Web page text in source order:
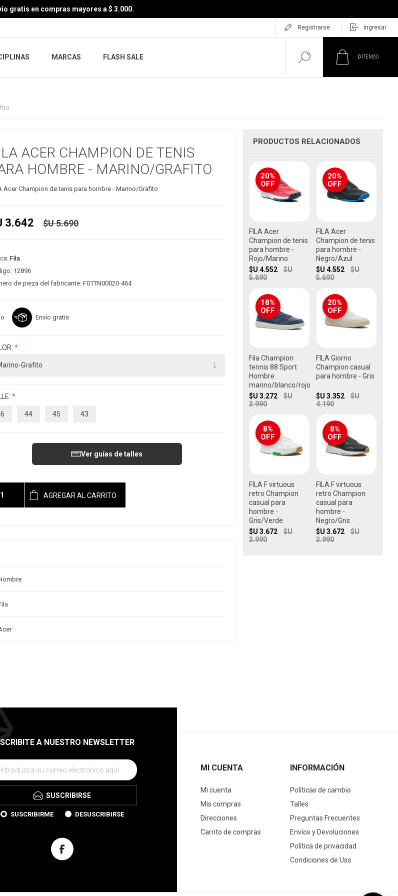
gratis en compras mayores a $ 3.000.
Registrarse Ingresar
MARCAS FLASH SALE 0 ITEM(S)
ACER CHAMPION DE TENIS
HOMBRE - MARINO/GRAFITO
Acer Champion de tenis para hombre - Marino/Grafito
3.642 $U 5.690
Fila
12896
de pieza del fabricante: F01TN00020-464
Envío gratis
*
*
44 45 43
Ver guías de talles
AGREGAR AL CARRITO
PRODUCTOS RELACIONADOS
20%
OFF
FILA Acer
Champion de tenis
para hombre -
Rojo/Marino
$U 4.552
$U
5.690
20%
OFF
FILA Acer
Champion de tenis
para hombre -
Negro/Azul
$U 4.552
$U
5.690
18%
OFF
Fila Champion
tennis 88 Sport
Hombre
marino/blanco/rojo
$U 3.272
$U
3.990
20%
OFF
FILA Giorno
Champion casual
para hombre - Gris
$U 3.352
$U
4.190
8%
OFF
FILA F virtuous
retro Champion
casual para
hombre -
Gris/Verde
$U 3.672
$U
3.990
8%
OFF
FILA F virtuous
retro Champion
casual para
hombre -
Negro/Gris
$U 3.672
$U
3.990
A NUESTRO NEWSLETTER
SUSCRIBIRSE
SUSCRIBIRME DESUSCRIBIRSE
MI CUENTA
Mi cuenta
Mis compras
Direcciones
Carrito de compras
INFORMACIÓN
Políticas de cambio
Talles
Preguntas Frecuentes
Envíos y Devoluciones
Política de privacidad
Condiciones de Uso